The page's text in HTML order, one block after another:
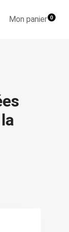
Mon panier0